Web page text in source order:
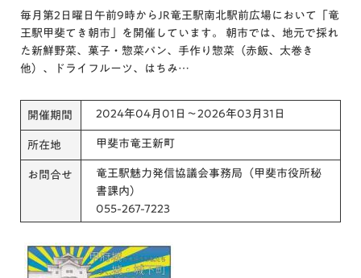
毎月第2日曜日午前9時からJR竜王駅南北駅前広場において「竜
王駅甲斐てき朝市」を開催しています。 朝市では、地元で採れ
た新鮮野菜、菓子・惣菜パン、手作り惣菜（赤飯、太巻き
他）、ドライフルーツ、はちみ…
開催期間 2024年04月01日～2026年03月31日
所在地 甲斐市竜王新町
お問合せ
竜王駅魅力発信協議会事務局（甲斐市役所秘
書課内）
055-267-7223